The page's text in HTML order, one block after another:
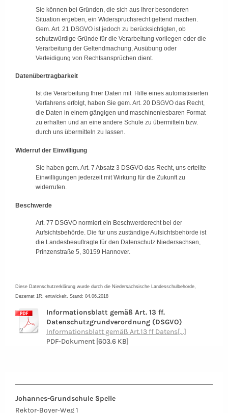
Sie können bei Gründen, die sich aus Ihrer besonderen
Situation ergeben, ein Widerspruchsrecht geltend machen.
Gem. Art. 21 DSGVO ist jedoch zu berücksichtigten, ob
schutzwürdige Gründe für die Verarbeitung vorliegen oder die
Verarbeitung der Geltendmachung, Ausübung oder
Verteidigung von Rechtsansprüchen dient.
Datenübertragbarkeit
Ist die Verarbeitung Ihrer Daten mit Hilfe eines automatisierten
Verfahrens erfolgt, haben Sie gem. Art. 20 DSGVO das Recht,
die Daten in einem gängigen und maschinenlesbaren Format
zu erhalten und an eine andere Schule zu übermitteln bzw.
durch uns übermitteln zu lassen.
Widerruf der Einwilligung
Sie haben gem. Art. 7 Absatz 3 DSGVO das Recht, uns erteilte
Einwilligungen jederzeit mit Wirkung für die Zukunft zu
widerrufen.
Beschwerde
Art. 77 DSGVO normiert ein Beschwerderecht bei der
Aufsichtsbehörde. Die für uns zuständige Aufsichtsbehörde ist
die Landesbeauftragte für den Datenschutz Niedersachsen,
Prinzenstraße 5, 30159 Hannover.
Diese Datenschutzerklärung wurde durch die Niedersächsische Landesschulbehörde,
Dezernat 1R, entwickelt. Stand: 04.06.2018
Informationsblatt gemäß Art. 13 ff.
Datenschutzgrundverordnung (DSGVO)
Informationsblatt gemäß Art.13 ff Datens[...]
PDF-Dokument [603.6 KB]
Johannes-Grundschule Spelle
Rektor-Boyer-Weg 1